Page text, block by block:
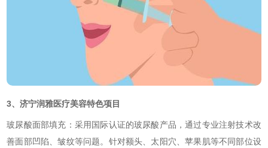
3、济宁润雅医疗美容特色项目
玻尿酸面部填充：采用国际认证的玻尿酸产品，通过专业注射技术改
善面部凹陷、皱纹等问题。针对额头、太阳穴、苹果肌等不同部位设